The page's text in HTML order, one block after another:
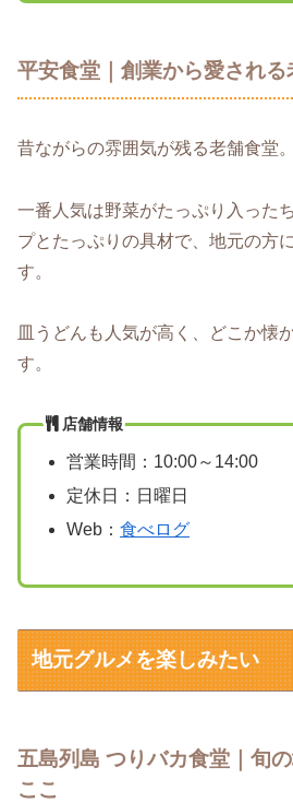
平安食堂｜創業から愛される
昔ながらの雰囲気が残る老舗食堂。
一番人気は野菜がたっぷり入った
プとたっぷりの具材で、地元の方
す。
皿うどんも人気が高く、どこか懐
す。
店舗情報
営業時間：10:00～14:00
定休日：日曜日
Web： 食べログ
地元グルメを楽しみたい
五島列島 つりバカ食堂｜旬
ここ